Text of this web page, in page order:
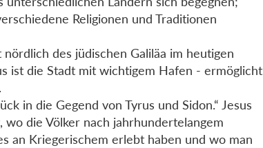
Religionen und Traditionen
des jüdischen Galiläa im heutigen
ist die Stadt mit wichtigem Hafen - ermöglicht
in die Gegend von Tyrus und Sidon.“ Jesus
wo die Völker nach jahrhundertelangem
an Kriegerischem erlebt haben und wo man